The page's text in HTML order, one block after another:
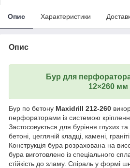
Опис Характеристики
Опис
Бур для
12×260 мм
Бур по бетону Maxidrill 212-260
перфораторами із системою
Застосовується для буріння глухих та
бетоні, цегляній кладці, камені,
Конструкція бура розрахована на
бура виготовлено із спеціального
стійкість до зламу. Спіраль у формі